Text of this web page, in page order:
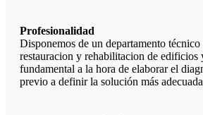
Profesionalidad
Disponemos de un departamento técnico
restauracion y rehabilitacion de edificios
fundamental a la hora de elaborar el
previo a definir la solución más